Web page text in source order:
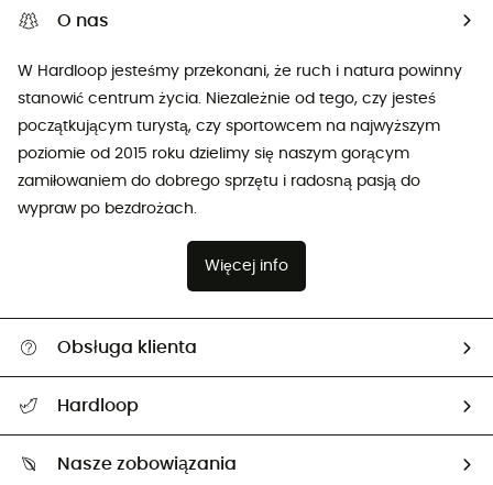
O nas
W Hardloop jesteśmy przekonani, że ruch i natura powinny
stanowić centrum życia. Niezależnie od tego, czy jesteś
początkującym turystą, czy sportowcem na najwyższym
poziomie od 2015 roku dzielimy się naszym gorącym
zamiłowaniem do dobrego sprzętu i radosną pasją do
wypraw po bezdrożach.
Więcej info
Obsługa klienta
Zwrot artykułów i zwrot środków
Hardloop
Nasze zobowiązania